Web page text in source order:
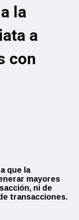
la
a
con
que la
mayores
ni de
transacciones.